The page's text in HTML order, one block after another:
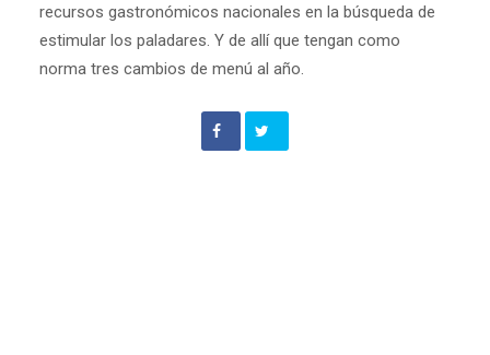
recursos gastronómicos nacionales en la búsqueda de
estimular los paladares. Y de allí que tengan como
norma tres cambios de menú al año.